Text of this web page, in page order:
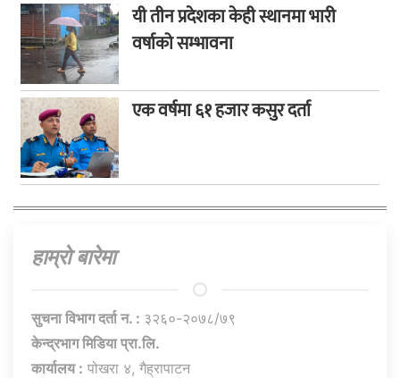
यी तीन प्रदेशका केही स्थानमा भारी
वर्षाको सम्भावना
एक वर्षमा ६१ हजार कसुर दर्ता
हाम्राे बारेमा
सुचना विभाग दर्ता न. : ३२६०-२०७८/७९
केन्द्रभाग मिडिया प्रा.लि.
कार्यालय : पोखरा ४, गैह्रापाटन